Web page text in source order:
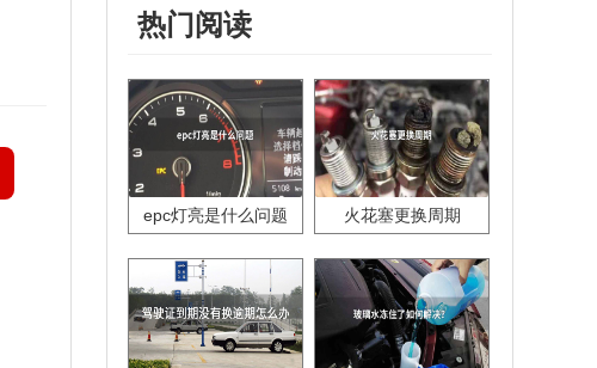
热门阅读
epc灯亮是什么问题 火花塞更换周期